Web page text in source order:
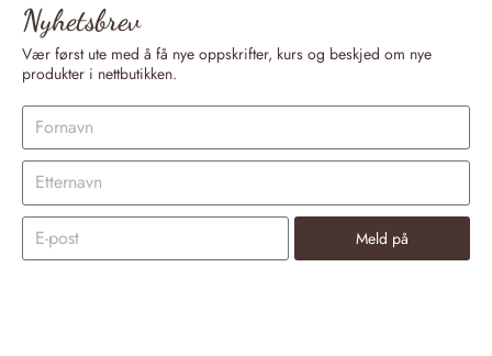
Nyhetsbrev
Vær først ute med å få nye oppskrifter, kurs og beskjed om nye
produkter i nettbutikken.
Meld på